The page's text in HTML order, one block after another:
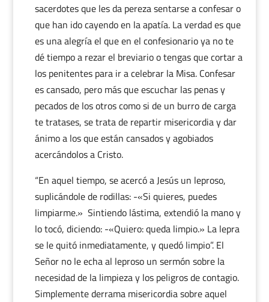
sacerdotes que les da pereza sentarse a confesar o
que han ido cayendo en la apatía. La verdad es que
es una alegría el que en el confesionario ya no te
dé tiempo a rezar el breviario o tengas que cortar a
los penitentes para ir a celebrar la Misa. Confesar
es cansado, pero más que escuchar las penas y
pecados de los otros como si de un burro de carga
te tratases, se trata de repartir misericordia y dar
ánimo a los que están cansados y agobiados
acercándolos a Cristo.
“En aquel tiempo, se acercó a Jesús un leproso,
suplicándole de rodillas: -«Si quieres, puedes
limpiarme.» Sintiendo lástima, extendió la mano y
lo tocó, diciendo: -«Quiero: queda limpio.» La lepra
se le quitó inmediatamente, y quedó limpio”. El
Señor no le echa al leproso un sermón sobre la
necesidad de la limpieza y los peligros de contagio.
Simplemente derrama misericordia sobre aquel